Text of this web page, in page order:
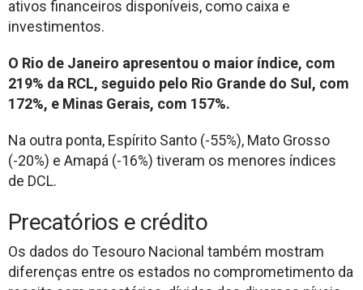
ativos financeiros disponíveis, como caixa e
investimentos.
O Rio de Janeiro apresentou o maior índice, com
219% da RCL, seguido pelo Rio Grande do Sul, com
172%, e Minas Gerais, com 157%.
Na outra ponta, Espírito Santo (-55%), Mato Grosso
(-20%) e Amapá (-16%) tiveram os menores índices
de DCL.
Precatórios e crédito
Os dados do Tesouro Nacional também mostram
diferenças entre os estados no comprometimento da